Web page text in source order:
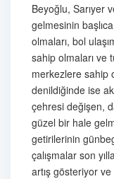
Beyoğlu, Sarıyer
gelmesinin
olmaları, bol
sahip olmaları ve
merkezlere sahip
denildiğinde ise
çehresi değişen,
güzel bir hale
getirilerinin
çalışmalar son
artış gösteriyor